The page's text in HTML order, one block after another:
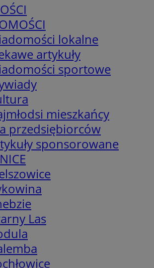
lokalne
artykuły
sportowe
mieszkańcy
przedsiębiorców
sponsorowane
Las